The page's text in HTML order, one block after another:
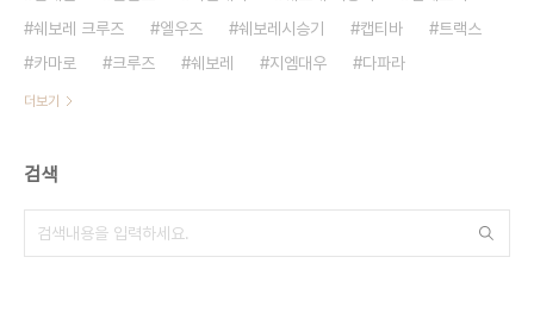
쉐보레 크루즈
엘우즈 쉐보레시승기 캡티바
트랙스
카마로
크루즈 쉐보레 지엠대우 다파라
더보기
검색